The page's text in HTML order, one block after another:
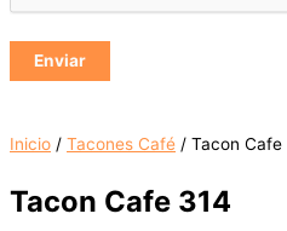
Inicio / Tacones Café / Tacon Cafe
Tacon Cafe 314